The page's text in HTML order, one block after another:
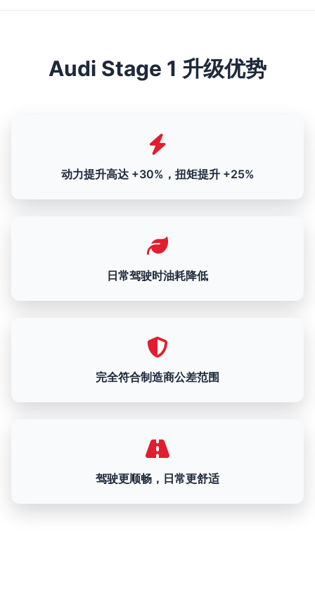
Audi Stage 1 升级优势
动力提升高达 +30%，扭矩提升 +25%
日常驾驶时油耗降低
完全符合制造商公差范围
驾驶更顺畅，日常更舒适